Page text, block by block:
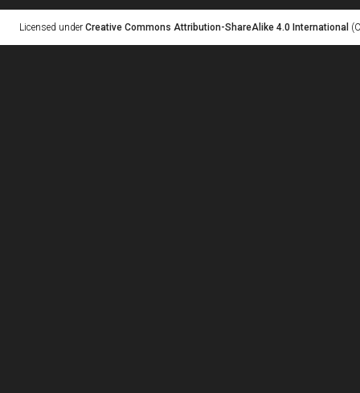
Licensed under Creative Commons Attribution-ShareAlike 4.0 International